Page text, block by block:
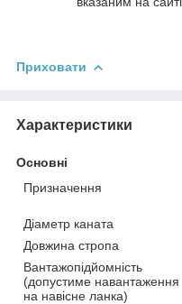
Приховати
Характеристики
Основні
Призначення
Діаметр каната
Довжина стропа
Вантажопідйомність
(допустиме навантаження
на навісне ланка)